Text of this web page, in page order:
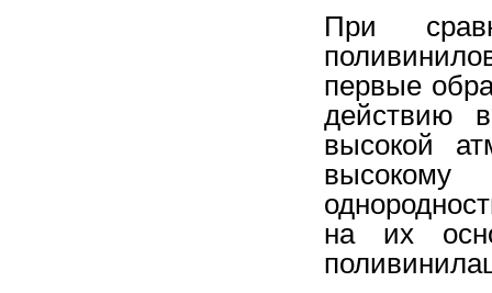
При
первые
действию
высокой
на их